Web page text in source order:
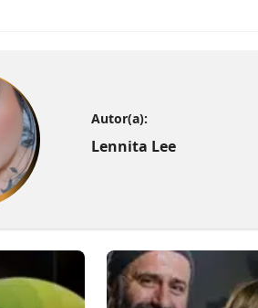
Autor(a):
Lennita Lee